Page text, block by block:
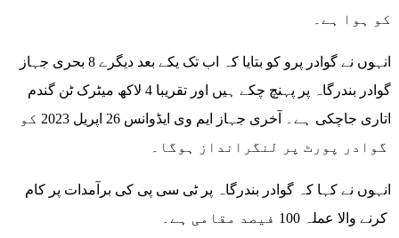
کو ہوا ہے۔
انہوں نے گوادر پرو کو بتایا کہ اب تک یکے بعد دیگرے 8 بحری جہاز
گوادر بندرگاہ پر پہنچ چکے ہیں اور تقریبا 4 لاکھ میٹرک ٹن گندم
اتاری جاچکی ہے۔ آخری جہاز ایم وی ایڈوانس 26 اپریل 2023 کو
انہوں نے کہا کہ گوادر بندرگاہ پر ٹی سی پی کی برآمدات پر کام